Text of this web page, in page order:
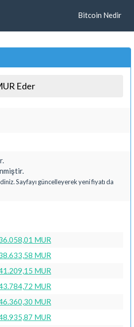
Bitcoin Nedir
Eder
Sayfayı güncelleyerek yeni fiyatı da
MUR
MUR
MUR
MUR
MUR
MUR